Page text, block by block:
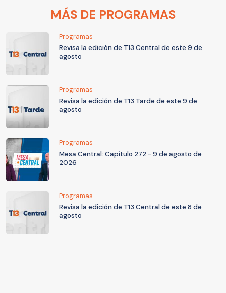
MÁS DE PROGRAMAS
Programas
Revisa la edición de T13 Central de este 9 de
agosto
Programas
Revisa la edición de T13 Tarde de este 9 de
agosto
Programas
Mesa Central: Capítulo 272 - 9 de agosto de
2026
Programas
Revisa la edición de T13 Central de este 8 de
agosto